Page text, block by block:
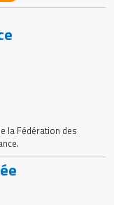
la Fédération des